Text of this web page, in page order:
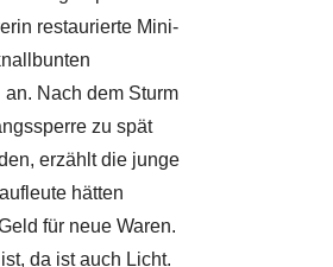
restaurierte Mini-
an. Nach dem Sturm
zu spät
erzählt die junge
hätten
für neue Waren.
da ist auch Licht.